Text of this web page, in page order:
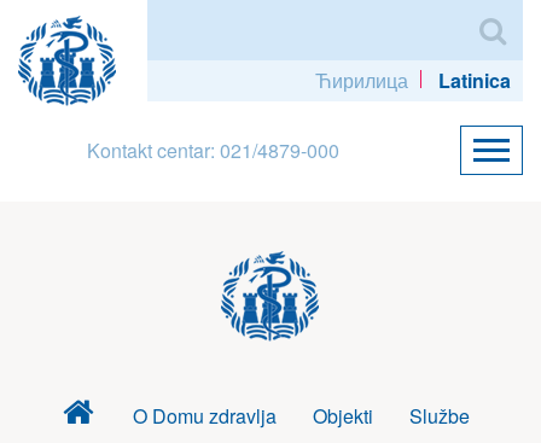
Ћирилица Latinica
Kontakt centar: 021/4879-000
Dom
O Domu zdravlja Objekti
Službe